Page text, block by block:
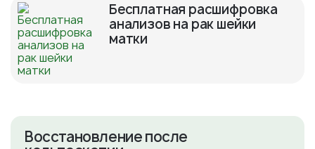
Бесплатная расшифровка
анализов на рак шейки
матки
Восстановление после